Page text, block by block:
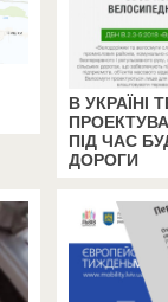
В УКРАЇНІ
ПІД ЧАС
ДОРОГИ